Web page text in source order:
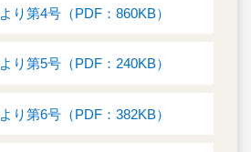
り第4号（PDF：860KB）
り第5号（PDF：240KB）
り第6号（PDF：382KB）